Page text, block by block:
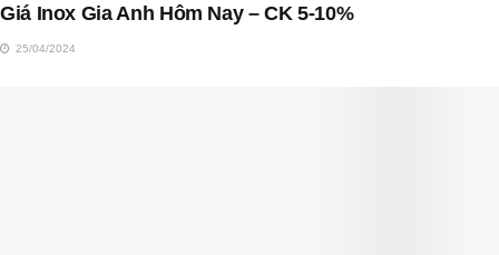
Giá Inox Gia Anh Hôm Nay – CK 5-10%
25/04/2024